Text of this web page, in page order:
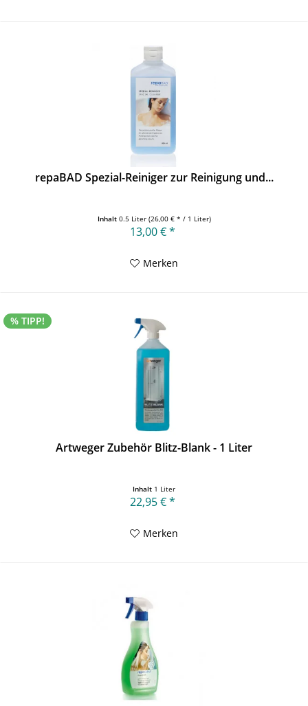
repaBAD Spezial-Reiniger zur Reinigung und...
Inhalt 0.5 Liter (26,00 € * / 1 Liter)
13,00 € *
Merken
% TIPP!
Artweger Zubehör Blitz-Blank - 1 Liter
Inhalt 1 Liter
22,95 € *
Merken